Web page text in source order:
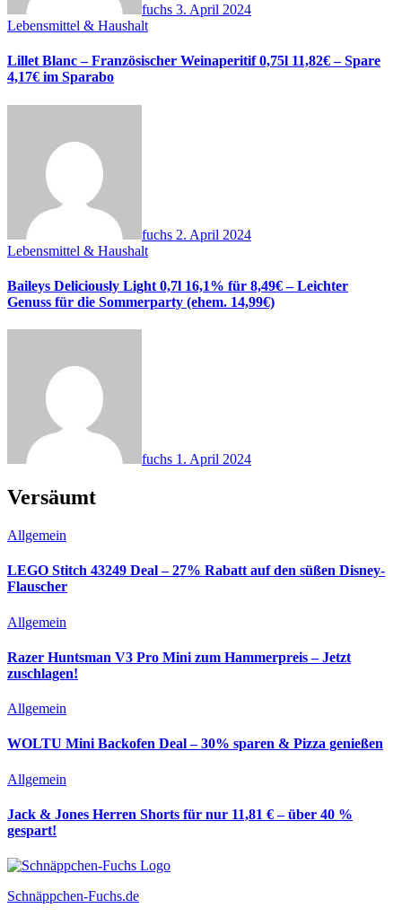
fuchs 3. April 2024
Lebensmittel & Haushalt
Lillet Blanc – Französischer Weinaperitif 0,75l 11,82€ – Spare
4,17€ im Sparabo
fuchs 2. April 2024
Lebensmittel & Haushalt
Baileys Deliciously Light 0,7l 16,1% für 8,49€ – Leichter
Genuss für die Sommerparty (ehem. 14,99€)
fuchs 1. April 2024
Versäumt
Allgemein
LEGO Stitch 43249 Deal – 27% Rabatt auf den süßen Disney-
Flauscher
Allgemein
Razer Huntsman V3 Pro Mini zum Hammerpreis – Jetzt
zuschlagen!
Allgemein
WOLTU Mini Backofen Deal – 30% sparen & Pizza genießen
Allgemein
Jack & Jones Herren Shorts für nur 11,81 € – über 40 %
gespart!
Schnäppchen-Fuchs.de